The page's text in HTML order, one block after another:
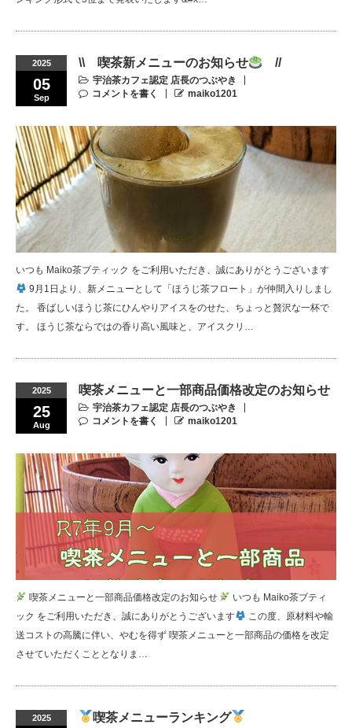
2025
05
Sep
\\ 喫茶新メニューのお知らせ //
宇治茶カフェ認定 店長のつぶやき
コメントを書く
maiko1201
いつも Maiko茶ブティック をご利用いただき、誠にありがとうございます
9月1日より、新メニューとして「ほうじ茶フロート」が仲間入りしまし
た。 香ばしいほうじ茶にひんやりアイスをのせた、ちょっと贅沢な一杯で
す。 ほうじ茶ならではの香り高い風味と、アイスクリ…
2025
25
Aug
喫茶メニューと一部商品価格改定のお知らせ
宇治茶カフェ認定 店長のつぶやき
コメントを書く
maiko1201
喫茶メニューと一部商品価格改定のお知らせ
いつも Maiko茶ブティ
ック をご利用いただき、誠にありがとうございます
この度、原材料や輸
送コストの高騰に伴い、やむを得ず 喫茶メニューと一部商品の価格を改定
させていただくこととなりま…
2025 喫茶メニューランキング